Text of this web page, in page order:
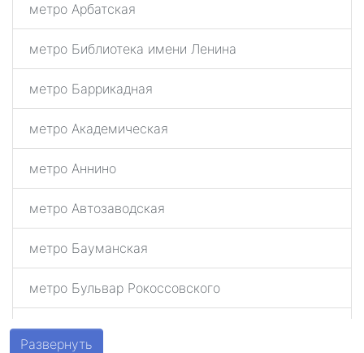
метро Арбатская
метро Библиотека имени Ленина
метро Баррикадная
метро Академическая
метро Аннино
метро Автозаводская
метро Бауманская
метро Бульвар Рокоссовского
метро Беговая
Развернуть